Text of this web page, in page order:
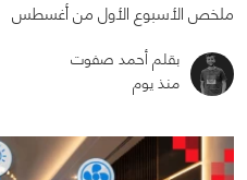
744
ملخص الأسبوع الأول من أغسطس
بقلم أحمد صفوت
منذ يوم